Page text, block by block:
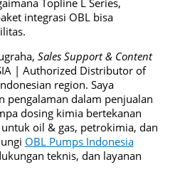
integrasi OBL bisa
Sales Support & Content
| Authorized Distributor of
region. Saya
pengalaman dalam penjualan
dosing kimia bertekanan
oil & gas, petrokimia, dan
OBL Pumps Indonesia
teknis, dan layanan